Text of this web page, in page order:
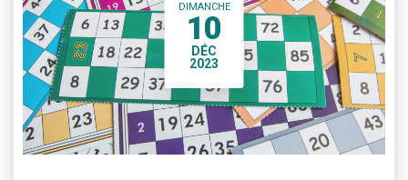
DIMANCHE
10
DÉC
2023